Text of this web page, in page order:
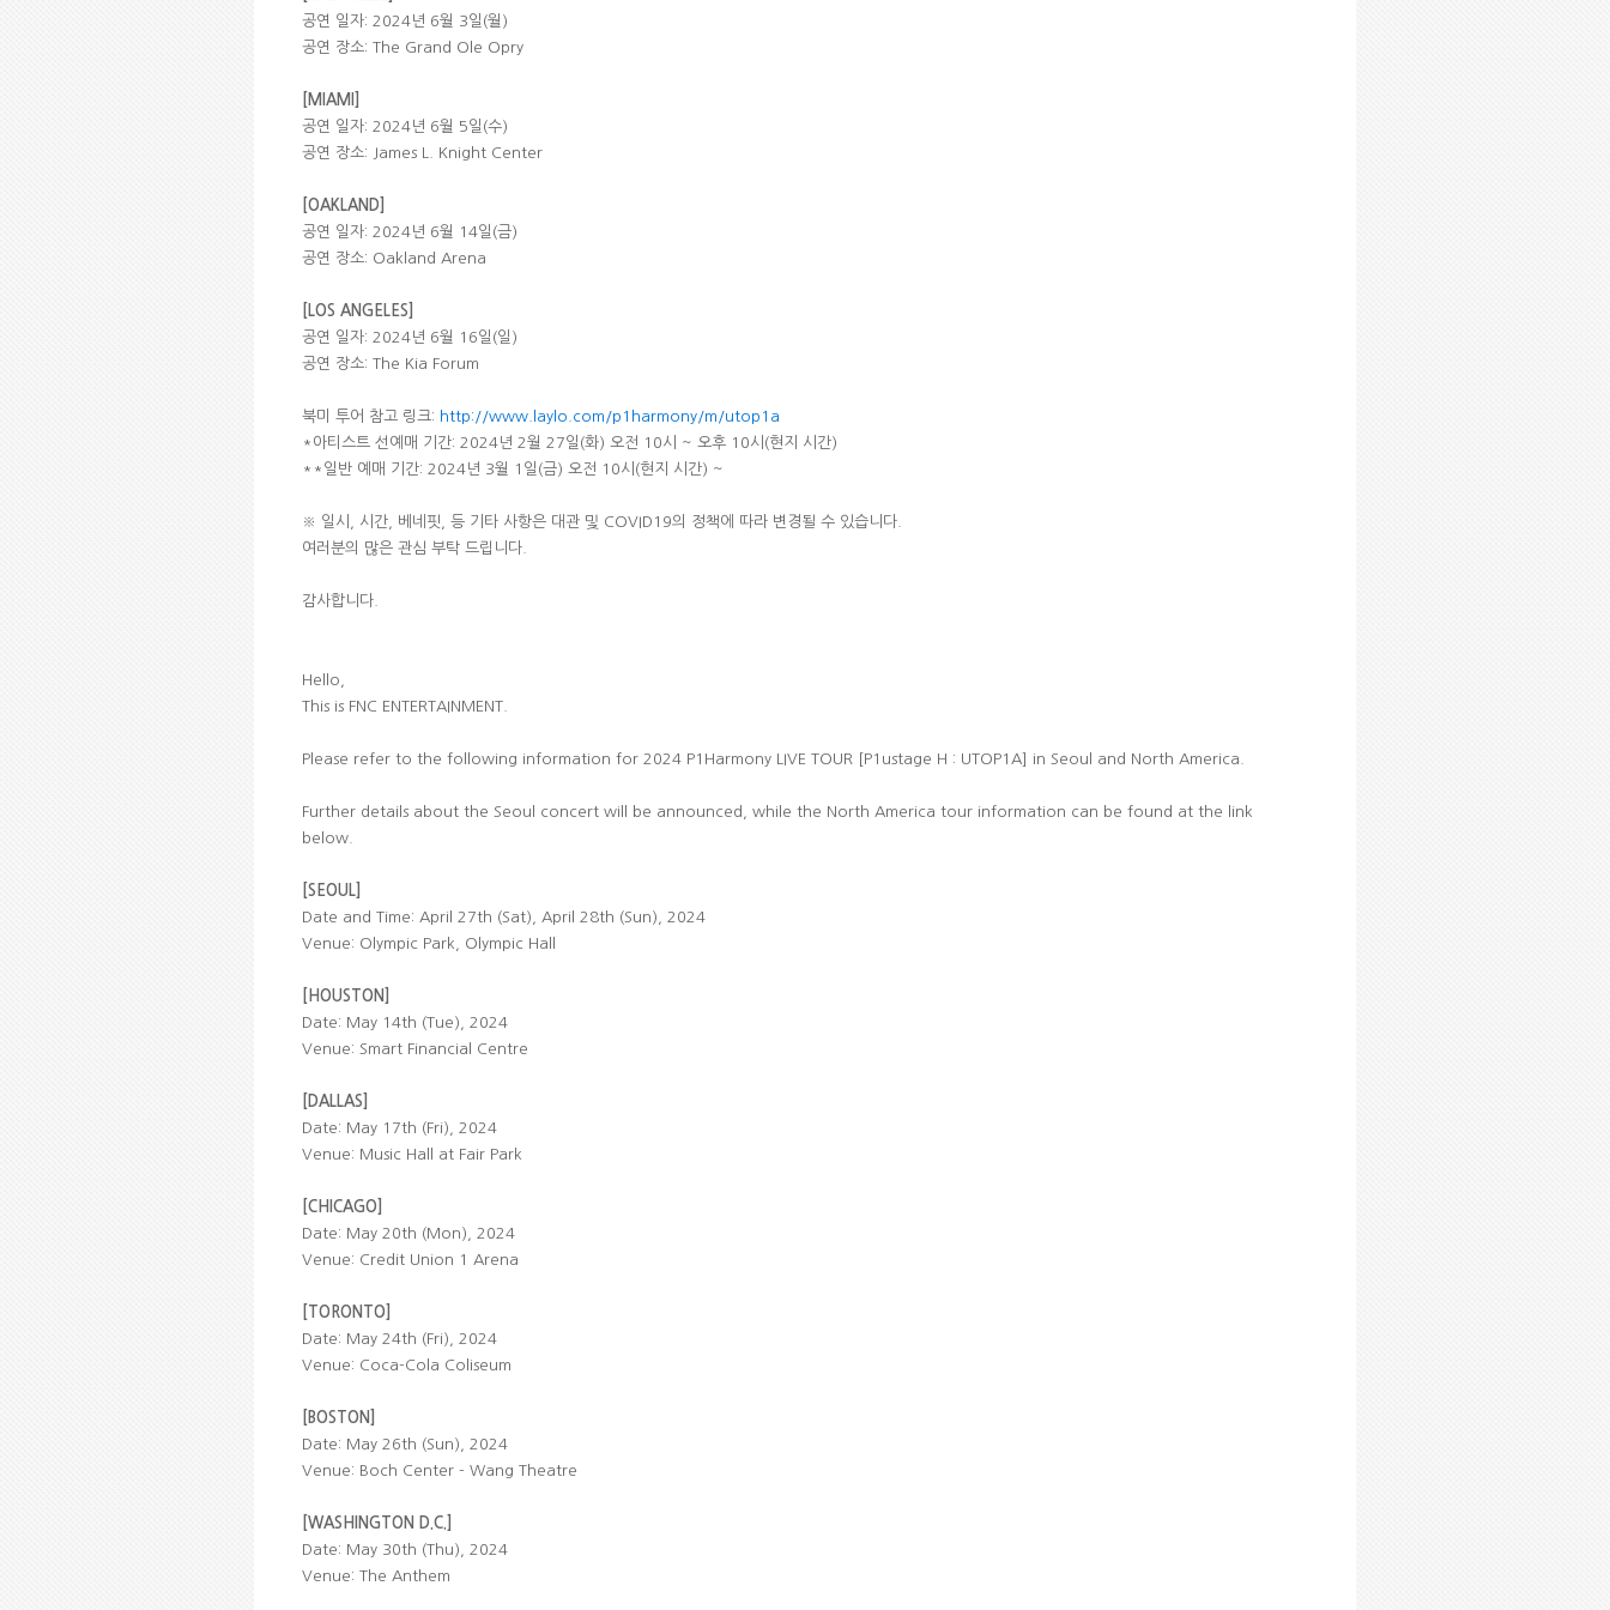
공연 일자: 2024년 6월 3일(월)
공연 장소: The Grand Ole Opry
[MIAMI]
공연 일자: 2024년 6월 5일(수)
공연 장소: James L. Knight Center
[OAKLAND]
공연 일자: 2024년 6월 14일(금)
공연 장소: Oakland Arena
[LOS ANGELES]
공연 일자: 2024년 6월 16일(일)
공연 장소: The Kia Forum
북미 투어 참고 링크: http://www.laylo.com/p1harmony/m/utop1a
*아티스트 선예매 기간: 2024년 2월 27일(화) 오전 10시 ~ 오후 10시(현지 시간)
**일반 예매 기간: 2024년 3월 1일(금) 오전 10시(현지 시간) ~
※ 일시, 시간, 베네핏, 등 기타 사항은 대관 및 COVID19의 정책에 따라 변경될 수 있습니다.
여러분의 많은 관심 부탁 드립니다.
감사합니다.
Hello,
This is FNC ENTERTAINMENT.
Please refer to the following information for 2024 P1Harmony LIVE TOUR [P1ustage H : UTOP1A] in Seoul and North America.
Further details about the Seoul concert will be announced, while the North America tour information can be found at the link
below.
[SEOUL]
Date and Time: April 27th (Sat), April 28th (Sun), 2024
Venue: Olympic Park, Olympic Hall
[HOUSTON]
Date: May 14th (Tue), 2024
Venue: Smart Financial Centre
[DALLAS]
Date: May 17th (Fri), 2024
Venue: Music Hall at Fair Park
[CHICAGO]
Date: May 20th (Mon), 2024
Venue: Credit Union 1 Arena
[TORONTO]
Date: May 24th (Fri), 2024
Venue: Coca-Cola Coliseum
[BOSTON]
Date: May 26th (Sun), 2024
Venue: Boch Center - Wang Theatre
[WASHINGTON D.C.]
Date: May 30th (Thu), 2024
Venue: The Anthem